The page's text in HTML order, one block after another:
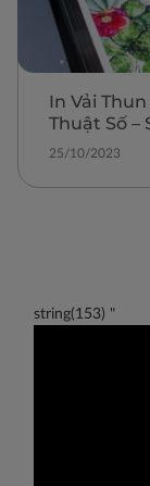
In Vải
Thuật Số –
Miền Bắc
25/10/2023
string(153) "